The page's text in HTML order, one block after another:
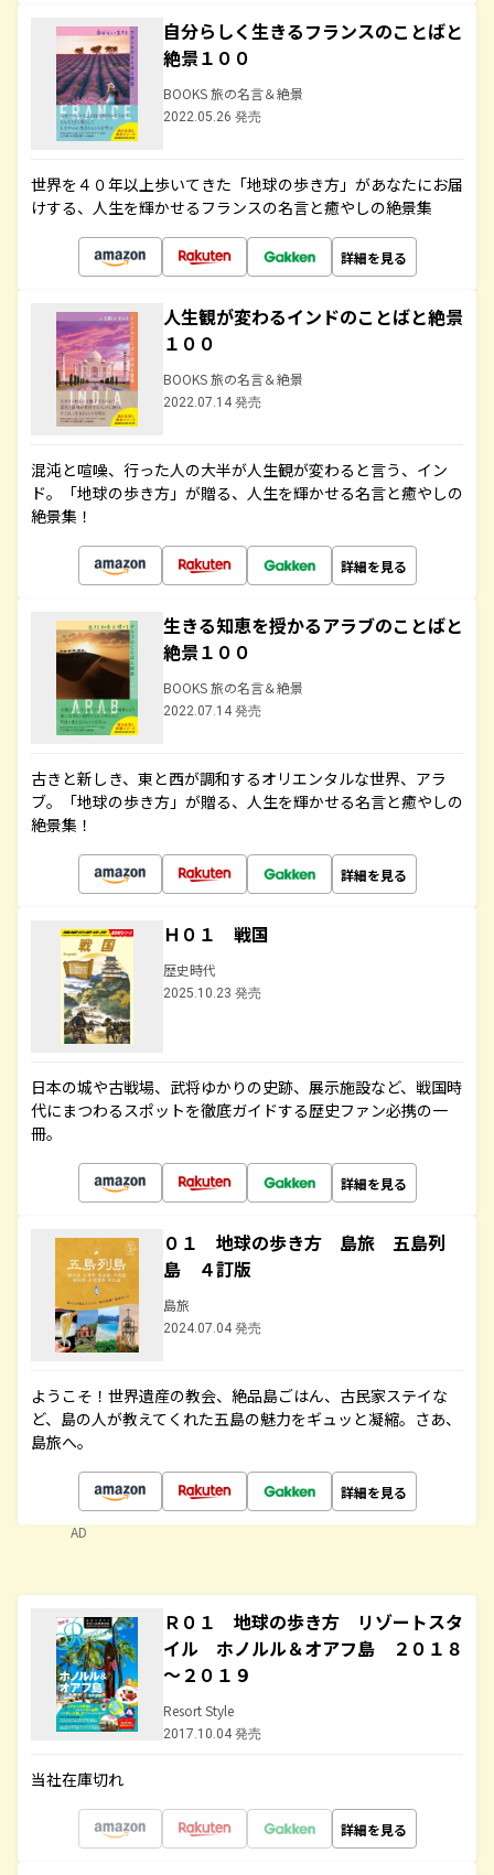
自分らしく生きるフランスのことばと
絶景１００
BOOKS 旅の名言＆絶景
2022.05.26 発売
世界を４０年以上歩いてきた「地球の歩き方」があなたにお届
けする、人生を輝かせるフランスの名言と癒やしの絶景集
詳細を見る
人生観が変わるインドのことばと絶景
１００
BOOKS 旅の名言＆絶景
2022.07.14 発売
混沌と喧噪、行った人の大半が人生観が変わると言う、イン
ド。「地球の歩き方」が贈る、人生を輝かせる名言と癒やしの
絶景集！
詳細を見る
生きる知恵を授かるアラブのことばと
絶景１００
BOOKS 旅の名言＆絶景
2022.07.14 発売
古きと新しき、東と西が調和するオリエンタルな世界、アラ
ブ。「地球の歩き方」が贈る、人生を輝かせる名言と癒やしの
絶景集！
詳細を見る
Ｈ０１ 戦国
歴史時代
2025.10.23 発売
日本の城や古戦場、武将ゆかりの史跡、展示施設など、戦国時
代にまつわるスポットを徹底ガイドする歴史ファン必携の一
冊。
詳細を見る
０１ 地球の歩き方 島旅 五島列
島 ４訂版
島旅
2024.07.04 発売
ようこそ！世界遺産の教会、絶品島ごはん、古民家ステイな
ど、島の人が教えてくれた五島の魅力をギュッと凝縮。さあ、
島旅へ。
詳細を見る
AD
Ｒ０１ 地球の歩き方 リゾートスタ
イル ホノルル＆オアフ島 ２０１８
～２０１９
Resort Style
2017.10.04 発売
当社在庫切れ
詳細を見る